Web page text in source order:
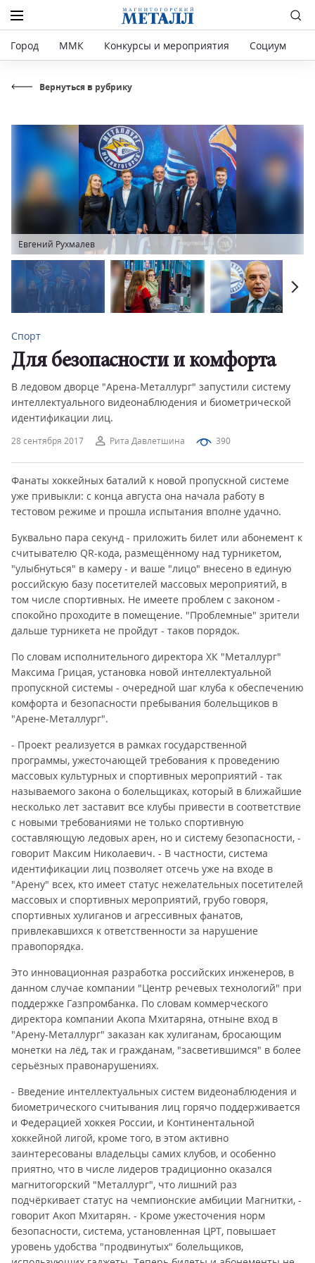
Город ММК Конкурсы и мероприятия Социум
Вернуться в рубрику
28 сентября 2017 Рита Давлетшина 390
Спорт
Для безопасности и комфорта
В ледовом дворце "Арена-Металлург" запустили систему
интеллектуального видеонаблюдения и биометрической
идентификации лиц.
Евгений Рухмалев
Фанаты хоккейных баталий к новой пропускной системе
уже привыкли: с конца августа она начала работу в
тестовом режиме и прошла испытания вполне удачно.
Буквально пара секунд - приложить билет или абонемент к
считывателю QR-кода, размещённому над турникетом,
"улыбнуться" в камеру - и ваше "лицо" внесено в единую
российскую базу посетителей массовых мероприятий, в
том числе спортивных. Не имеете проблем с законом -
спокойно проходите в помещение. "Проблемные" зрители
дальше турникета не пройдут - таков порядок.
По словам исполнительного директора ХК "Металлург"
Максима Грицая, установка новой интеллектуальной
пропускной системы - очередной шаг клуба к обеспечению
комфорта и безопасности пребывания болельщиков в
"Арене-Металлург".
- Проект реализуется в рамках государственной
программы, ужесточающей требования к проведению
массовых культурных и спортивных мероприятий - так
называемого закона о болельщиках, который в ближайшие
несколько лет заставит все клубы привести в соответствие
с новыми требованиями не только спортивную
составляющую ледовых арен, но и систему безопасности, -
говорит Максим Николаевич. - В частности, система
идентификации лиц позволяет отсечь уже на входе в
"Арену" всех, кто имеет статус нежелательных посетителей
массовых и спортивных мероприятий, грубо говоря,
спортивных хулиганов и агрессивных фанатов,
привлекавшихся к ответственности за нарушение
правопорядка.
Это инновационная разработка российских инженеров, в
данном случае компании "Центр речевых технологий" при
поддержке Газпромбанка. По словам коммерческого
директора компании Акопа Мхитаряна, отныне вход в
"Арену-Металлург" заказан как хулиганам, бросающим
монетки на лёд, так и гражданам, "засветившимся" в более
серьёзных правонарушениях.
- Введение интеллектуальных систем видеонаблюдения и
биометрического считывания лиц горячо поддерживается
и Федерацией хоккея России, и Континентальной
хоккейной лигой, кроме того, в этом активно
заинтересованы владельцы самих клубов, и особенно
приятно, что в числе лидеров традиционно оказался
магнитогорский "Металлург", что лишний раз
подчёркивает статус на чемпионские амбиции Магнитки, -
говорит Акоп Мхитарян. - Кроме ужесточения норм
безопасности, система, установленная ЦРТ, повышает
уровень удобства "продвинутых" болельщиков,